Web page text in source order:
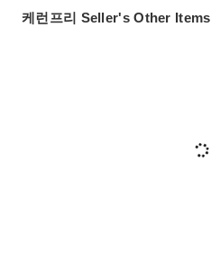
케런프리 Seller's Other Items